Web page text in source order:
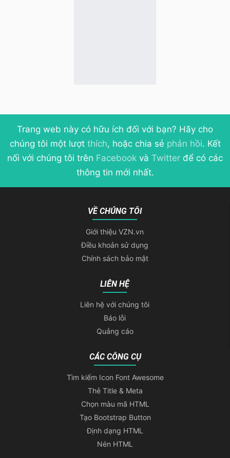
Trang web này có hữu ích đối với bạn? Hãy cho
chúng tôi một lượt thích, hoặc chia sẻ phản hồi. Kết
nối với chúng tôi trên Facebook và Twitter để có các
thông tin mới nhất.
VỀ CHÚNG TÔI
Giới thiệu VZN.vn
Điều khoản sử dụng
Chính sách bảo mật
LIÊN HỆ
Liên hệ với chúng tôi
Báo lỗi
Quảng cáo
CÁC CÔNG CỤ
Tìm kiếm Icon Font Awesome
Thẻ Title & Meta
Chọn màu mã HTML
Tạo Bootstrap Button
Định dạng HTML
Nén HTML